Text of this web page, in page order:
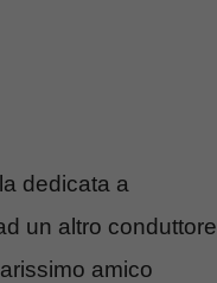
dedicata a
un altro conduttore
amico